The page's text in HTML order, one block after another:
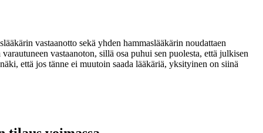
vastaanotto sekä yhden hammaslääkärin noudattaen
vastaanoton, sillä osa puhui sen puolesta, että julkisen
että jos tänne ei muutoin saada lääkäriä, yksityinen on siinä